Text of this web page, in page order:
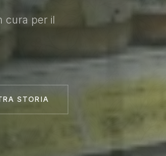
cura per il
STORIA